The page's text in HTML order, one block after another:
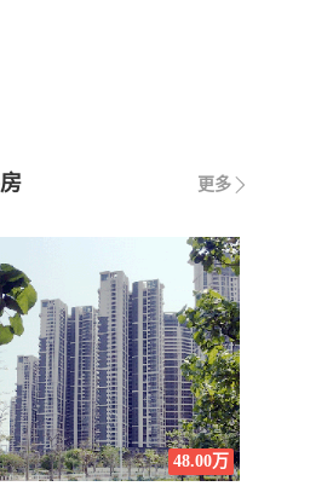
更多
48.00万